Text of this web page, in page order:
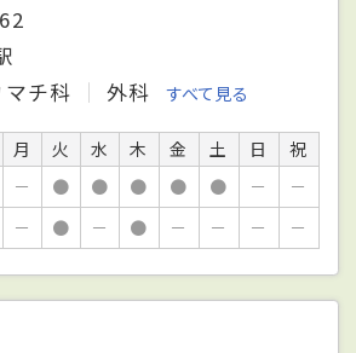
マチ科 外科 すべて見る
月 火 水 木 金 土 日
祝
－ ● ● ● ● ● －
－
－ ● － ● － － － －